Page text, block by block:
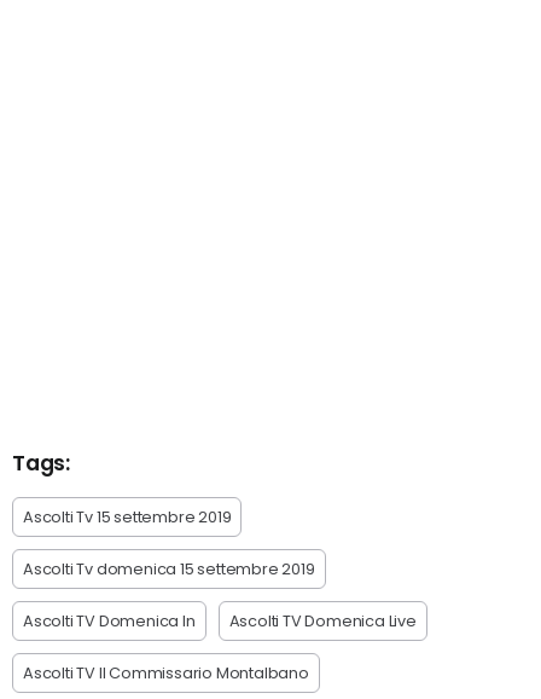
Tags:
Ascolti Tv 15 settembre 2019
Ascolti Tv domenica 15 settembre 2019
Ascolti TV Domenica In Ascolti TV Domenica Live
Ascolti TV Il Commissario Montalbano